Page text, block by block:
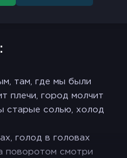
там, где мы были
плечи, город молчит
старые солью, холод
голод в головах
поворотом смотри